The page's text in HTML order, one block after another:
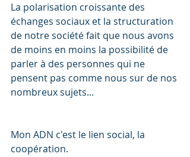
La polarisation croissante des
échanges sociaux et la structuration
de notre société fait que nous avons
de moins en moins la possibilité de
parler à des personnes qui ne
pensent pas comme nous sur de nos
nombreux sujets...
Mon ADN c'est le lien social, la
coopération.